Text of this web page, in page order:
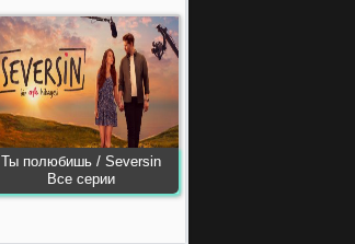
Ты полюбишь / Seversin
Все серии